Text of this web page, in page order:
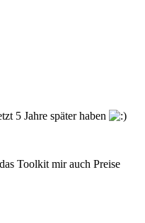
5 Jahre später haben
Toolkit mir auch Preise